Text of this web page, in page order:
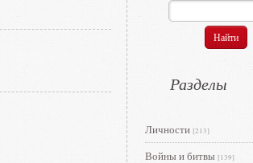
Разделы
Личности [213]
Войны и битвы [139]